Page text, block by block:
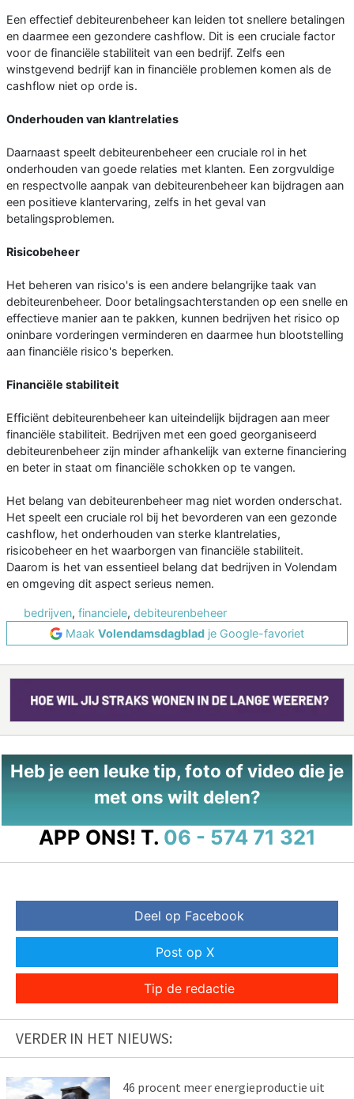
Een effectief debiteurenbeheer kan leiden tot snellere betalingen
en daarmee een gezondere cashflow. Dit is een cruciale factor
voor de financiële stabiliteit van een bedrijf. Zelfs een
winstgevend bedrijf kan in financiële problemen komen als de
cashflow niet op orde is.
Onderhouden van klantrelaties
Daarnaast speelt debiteurenbeheer een cruciale rol in het
onderhouden van goede relaties met klanten. Een zorgvuldige
en respectvolle aanpak van debiteurenbeheer kan bijdragen aan
een positieve klantervaring, zelfs in het geval van
betalingsproblemen.
Risicobeheer
Het beheren van risico's is een andere belangrijke taak van
debiteurenbeheer. Door betalingsachterstanden op een snelle en
effectieve manier aan te pakken, kunnen bedrijven het risico op
oninbare vorderingen verminderen en daarmee hun blootstelling
aan financiële risico's beperken.
Financiële stabiliteit
Efficiënt debiteurenbeheer kan uiteindelijk bijdragen aan meer
financiële stabiliteit. Bedrijven met een goed georganiseerd
debiteurenbeheer zijn minder afhankelijk van externe financiering
en beter in staat om financiële schokken op te vangen.
Het belang van debiteurenbeheer mag niet worden onderschat.
Het speelt een cruciale rol bij het bevorderen van een gezonde
cashflow, het onderhouden van sterke klantrelaties,
risicobeheer en het waarborgen van financiële stabiliteit.
Daarom is het van essentieel belang dat bedrijven in Volendam
en omgeving dit aspect serieus nemen.
bedrijven, financiele, debiteurenbeheer
Maak Volendamsdagblad je Google-favoriet
Heb je een leuke tip, foto of video die je
met ons wilt delen?
APP ONS! T. 06 - 574 71 321
Deel op Facebook
Post op X
Tip de redactie
VERDER IN HET NIEUWS:
46 procent meer energieproductie uit